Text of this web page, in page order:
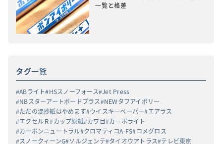
一覧と格差
タグ一覧
ABライト HSスノーフォース Jet Press
NBスターアートボードプラス NEWタフアイボリー
ただの混抄紙はやめます ウイスキーペーパー エアラス
エクセルＲ カップ原紙 カワ目 カーボライト
カーボンニュートラル クロマティコA-FS コメグロス
スノークィーンG ソルジェンテ タイオウアトラス テレビ東京